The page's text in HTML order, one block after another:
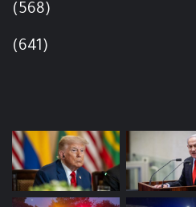
(568)
(641)